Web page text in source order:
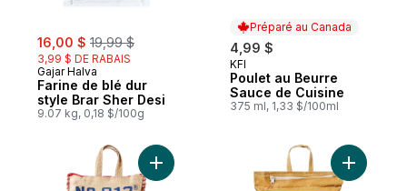
sale:
16,00 $ , formerly:
19,99 $
3,99 $ DE RABAIS
Gajar Halva
Farine de blé dur
style Brar Sher Desi
9.07 kg, 0,18 $/100g
Préparé au Canada
4,99 $
Préparé au Canada
KFI
Poulet au Beurre
Sauce de Cuisine
375 ml, 1,33 $/100ml
Ajouter Riz basmati indien au panierAjouter